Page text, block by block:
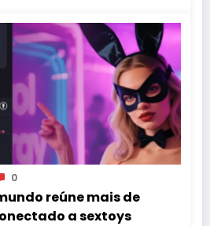
0
reúne mais de
a sextoys